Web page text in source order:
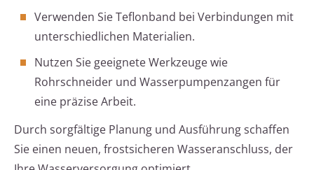
Verwenden Sie Teflonband bei Verbindungen mit
unterschiedlichen Materialien.
Nutzen Sie geeignete Werkzeuge wie
Rohrschneider und Wasserpumpenzangen für
eine präzise Arbeit.
Durch sorgfältige Planung und Ausführung schaffen
Sie einen neuen, frostsicheren Wasseranschluss, der